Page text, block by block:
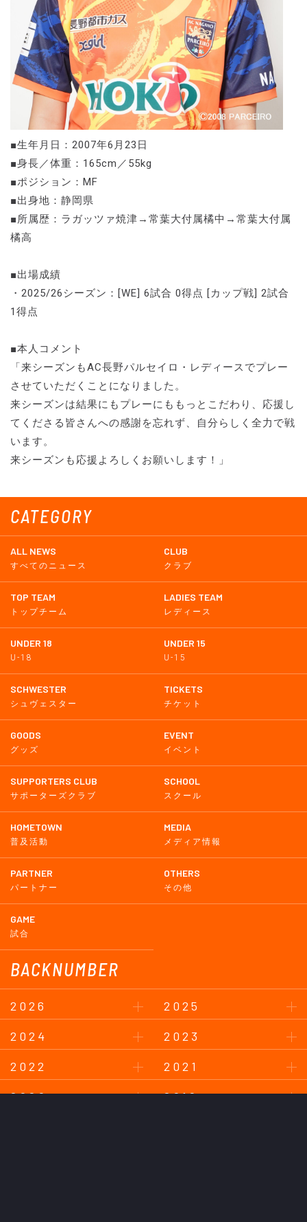
CATEGORY
ALL NEWS
すべてのニュース
CLUB
クラブ
TOP TEAM
トップチーム
LADIES TEAM
レディース
UNDER 18
U-18
UNDER 15
U-15
SCHWESTER
シュヴェスター
TICKETS
チケット
GOODS
グッズ
EVENT
イベント
SUPPORTERS CLUB
サポーターズクラブ
SCHOOL
スクール
HOMETOWN
普及活動
MEDIA
メディア情報
PARTNER
パートナー
OTHERS
その他
GAME
試合
BACKNUMBER
2026
2025
2024
2023
2022
2021
2020
2019
■生年月日：2007年6月23日
■身長／体重：165cm／55kg
■ポジション：MF
■出身地：静岡県
■所属歴：ラガッツァ焼津→常葉大付属橘中→常葉大付属
橘高
■出場成績
・2025/26シーズン：[WE] 6試合 0得点 [カップ戦] 2試合
1得点
■本人コメント
「来シーズンもAC長野パルセイロ・レディースでプレー
させていただくことになりました。
来シーズンは結果にもプレーにももっとこだわり、応援し
てくださる皆さんへの感謝を忘れず、自分らしく全力で戦
います。
来シーズンも応援よろしくお願いします！」